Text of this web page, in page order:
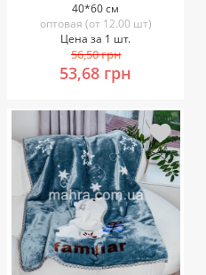
40*60 см
оптовая (от 12.00 шт)
Цена за 1 шт.
56,50 грн
53,68 грн